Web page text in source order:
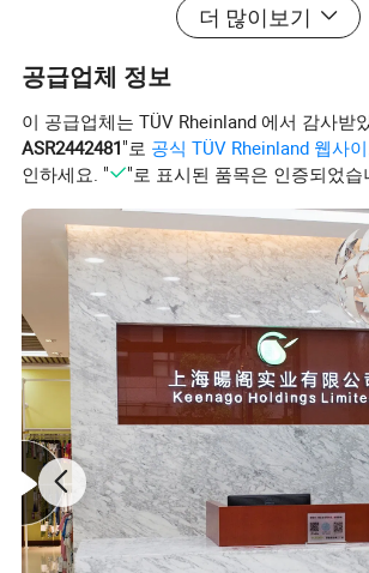
더 많이보기
공급업체 정보
이 공급업체는 TÜV Rheinland 에서 감사받
ASR2442481"로 공식 TÜV Rheinland 웹사
인하세요. "
"로 표시된 품목은 인증되었습